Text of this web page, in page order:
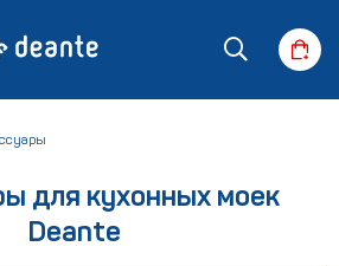
для кухонных моек
Deante